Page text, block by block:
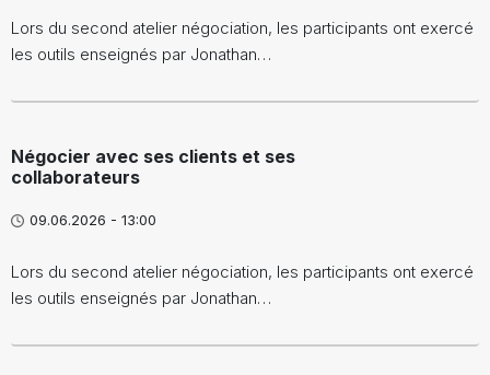
Lors du second atelier négociation, les participants ont exercé
les outils enseignés par Jonathan…
Négocier avec ses clients et ses
collaborateurs
09.06.2026 - 13:00
Lors du second atelier négociation, les participants ont exercé
les outils enseignés par Jonathan…